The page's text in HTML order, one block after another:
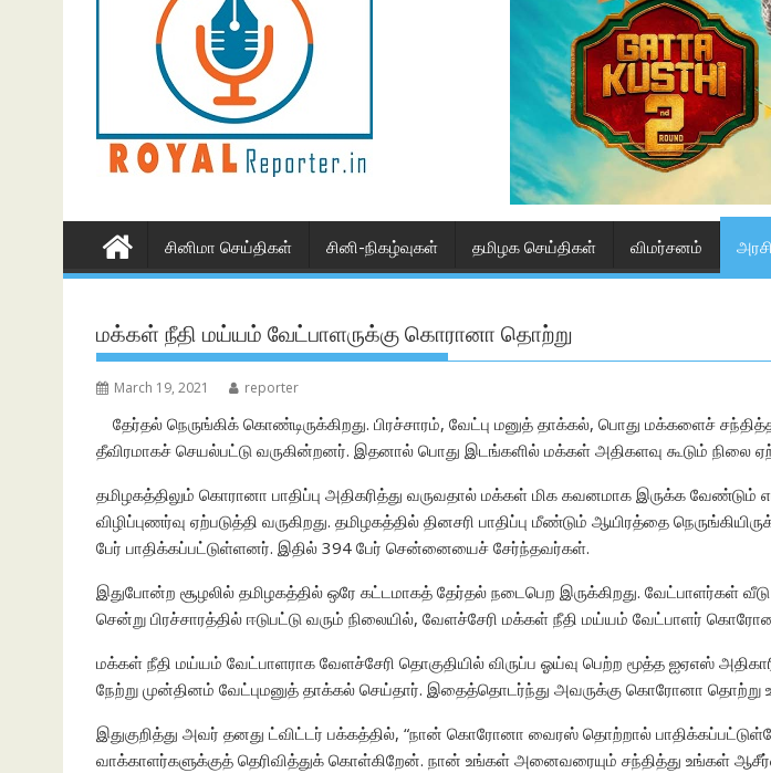
சினிமா செய்திகள் சினி-நிகழ்வுகள் தமிழக செய்திகள் விமர்சனம்
மக்கள் நீதி மய்யம் வேட்பாளருக்கு கொரானா தொற்று
March 19, 2021 reporter
தேர்தல் நெருங்கிக் கொண்டிருக்கிறது. பிரச்சாரம், வேட்பு மனுத் தாக்கல், பொது மக்களைச்
தீவிரமாகச் செயல்பட்டு வருகின்றனர். இதனால் பொது இடங்களில் மக்கள் அதிகளவு கூடும் நிலை
தமிழகத்திலும் கொரானா பாதிப்பு அதிகரித்து வருவதால் மக்கள் மிக கவனமாக இருக்க வேண்டும்
விழிப்புணர்வு ஏற்படுத்தி வருகிறது. தமிழகத்தில் தினசரி பாதிப்பு மீண்டும் ஆயிரத்தை
பேர் பாதிக்கப்பட்டுள்ளனர். இதில் 394 பேர் சென்னையைச் சேர்ந்தவர்கள்.
இதுபோன்ற சூழலில் தமிழகத்தில் ஒரே கட்டமாகத் தேர்தல் நடைபெற இருக்கிறது. வேட்பாளர்கள்
சென்று பிரச்சாரத்தில் ஈடுபட்டு வரும் நிலையில், வேளச்சேரி மக்கள் நீதி மய்யம் வேட்பாளர்
மக்கள் நீதி மய்யம் வேட்பாளராக வேளச்சேரி தொகுதியில் விருப்ப ஓய்வு பெற்ற மூத்த ஐஏஎஸ்
நேற்று முன்தினம் வேட்புமனுத் தாக்கல் செய்தார். இதைத்தொடர்ந்து அவருக்கு கொரோனா தொற்று
இதுகுறித்து அவர் தனது ட்விட்டர் பக்கத்தில், “நான் கொரோனா வைரஸ் தொற்றால்
வாக்காளர்களுக்குத் தெரிவித்துக் கொள்கிறேன். நான் உங்கள் அனைவரையும் சந்தித்து உங்கள்